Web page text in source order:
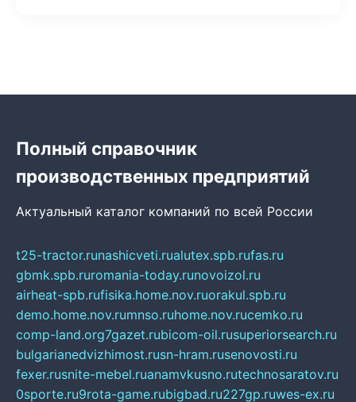
Полный справочник
производственных предприятий
Актуальный каталог компаний по всей России
t25-tractor.runashicveti.rualutex.spb.rufas.ru
gbmk.spb.ruromania-today.runovoizol.ru
airheat-spb.rufisika.home.nov.ruorakul.spb.ru
demo.home.nov.rumnso.ruhome.nov.rucemko.ru
comp-land.org7gazet.rubicom-oil.rusuperiorsearch.ru
bulgarianedvizhimost.rusn-hram.rusenovosti.ru
fexer.rusnite-mebel.ruanamvkusno.rutechnosaratov.ru
0sporte.ru9rota-game.rubigbad.ru227gp.ruwes-ex.ru